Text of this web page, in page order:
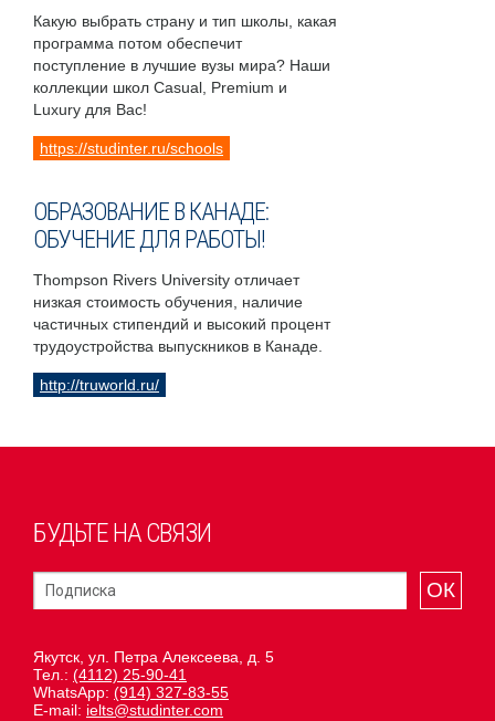
Какую выбрать страну и тип школы, какая
программа потом обеспечит
поступление в лучшие вузы мира? Наши
коллекции школ Casual, Premium и
Luxury для Вас!
https://studinter.ru/schools
ОБРАЗОВАНИЕ В КАНАДЕ:
ОБУЧЕНИЕ ДЛЯ РАБОТЫ!
Thompson Rivers University отличает
низкая стоимость обучения, наличие
частичных стипендий и высокий процент
трудоустройства выпускников в Канаде.
http://truworld.ru/
БУДЬТЕ НА СВЯЗИ
ОК
Якутск, ул. Петра Алексеева, д. 5
Тел.: (4112) 25-90-41
WhatsApp: (914) 327-83-55
E-mail: ielts@studinter.com